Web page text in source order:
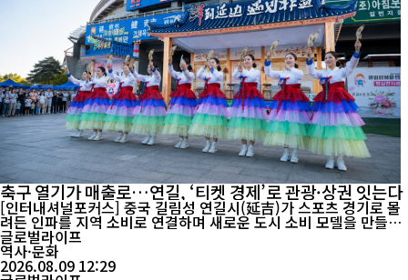
축구 열기가 매출로…연길, ‘티켓 경제’로 관광·상권 잇는다
[인터내셔널포커스] 중국 길림성 연길시(延吉)가 스포츠 경기로 몰
려든 인파를 지역 소비로 연결하며 새로운 도시 소비 모델을 만들어
가고 있다. 축구장에서 시작된 열기가 음식점과 쇼핑몰, 호텔, 관광
시장까지 확산하면서 스포츠와 상업·문화·관광을 결합한 ‘상문여체
(商文旅体)’ 융합 효과가 나타나고 있다. 올여름 연길 소비시장을 움
글로벌라이프
역사·문화
2026.08.09 12:29